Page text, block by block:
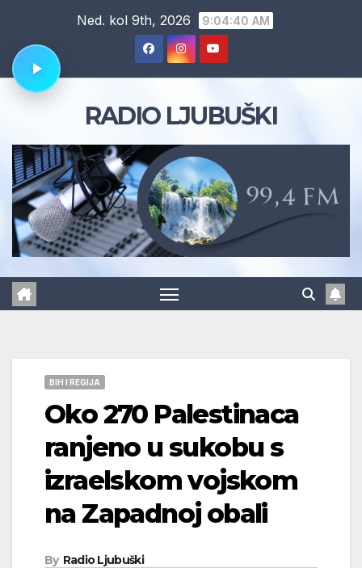
content
Ned. kol 9th, 2026 9:04:40 AM
RADIO LJUBUŠKI
BIH I REGIJA
Oko 270 Palestinaca
ranjeno u sukobu s
izraelskom vojskom
na Zapadnoj obali
By Radio Ljubuški